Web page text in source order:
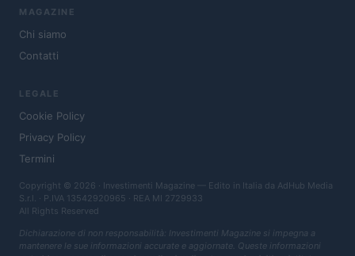
MAGAZINE
Chi siamo
Contatti
LEGALE
Cookie Policy
Privacy Policy
Termini
Copyright © 2026 · Investimenti Magazine — Edito in Italia da AdHub Media
S.r.l. · P.IVA 13542920965 · REA MI 2729933
All Rights Reserved
Dichiarazione di non responsabilità: Investimenti Magazine si impegna a
mantenere le sue informazioni accurate e aggiornate. Queste informazioni